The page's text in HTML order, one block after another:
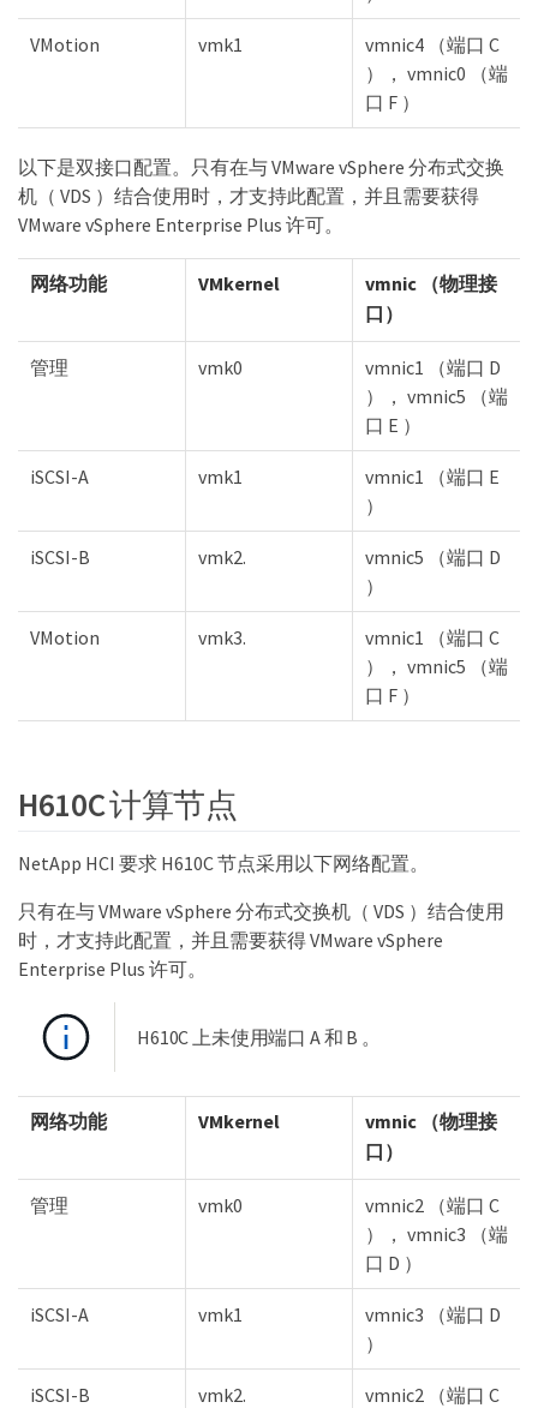
VMotion vmk1
vmnic4 （端口 C
）， vmnic0 （端
口 F ）
以下是双接口配置。只有在与 VMware vSphere 分布式交换
机（ VDS ）结合使用时，才支持此配置，并且需要获得
VMware vSphere Enterprise Plus 许可。
网络功能 VMkernel
vmnic （物理接
口）
管理 vmk0
vmnic1 （端口 D
）， vmnic5 （端
口 E ）
iSCSI-A vmk1
vmnic1 （端口 E
）
iSCSI-B vmk2.
vmnic5 （端口 D
）
VMotion vmk3.
vmnic1 （端口 C
）， vmnic5 （端
口 F ）
H610C 计算节点
NetApp HCI 要求 H610C 节点采用以下网络配置。
只有在与 VMware vSphere 分布式交换机（ VDS ）结合使用
时，才支持此配置，并且需要获得 VMware vSphere
Enterprise Plus 许可。
H610C 上未使用端口 A 和 B 。
网络功能 VMkernel
vmnic （物理接
口）
管理 vmk0
vmnic2 （端口 C
）， vmnic3 （端
口 D ）
iSCSI-A vmk1
vmnic3 （端口 D
）
iSCSI-B vmk2.
vmnic2 （端口 C